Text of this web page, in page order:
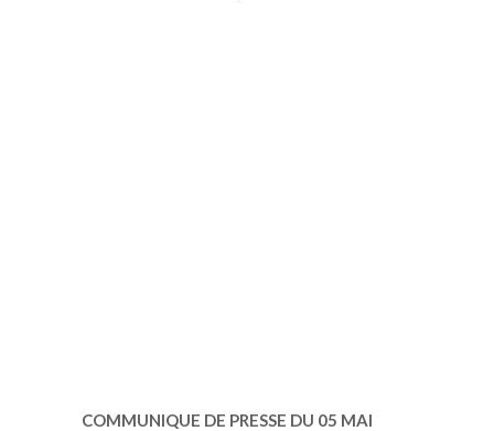
COMMUNIQUE DE PRESSE DU 05 MAI